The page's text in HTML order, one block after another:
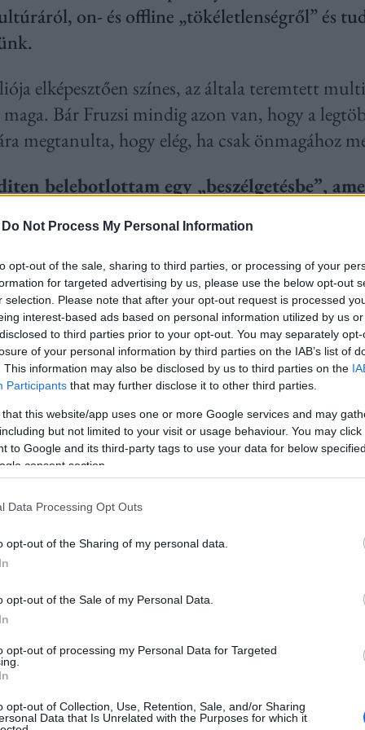
Do Not Process My Personal Information
opt-out of the sale, sharing to third parties, or processing of your
for targeted advertising by us, please use the below opt-out
selection. Please note that after your opt-out request is processed
interest-based ads based on personal information utilized by us
to third parties prior to your opt-out. You may separately
of your personal information by third parties on the IAB’s list of
This information may also be disclosed by us to third parties on the
Participants that may further disclose it to other third parties.
that this website/app uses one or more Google services and may
but not limited to your visit or usage behaviour. You may
to Google and its third-party tags to use your data for below
consent section.
Data Processing Opt Outs
opt-out of the Sharing of my personal data.
opt-out of the Sale of my Personal Data.
opt-out of processing my Personal Data for Targeted
opt-out of Collection, Use, Retention, Sale, and/or Sharing
Data that Is Unrelated with the Purposes for which it
on- és offline „tökéletlenségről” és
elképesztően színes, az általa teremtett
Bár Fruzsi mindig azon van, hogy a
megtanulta, hogy elég, ha csak önmagához
belebotlottam egy „beszélgetésbe”,
olyan ügyes a konyhában, „mire föl
válaszolnál erre a kérdésre?
hogy a Reddit mostanra hivatkozási alappá
(főleg, ami a sütést illeti), de való
és a speciális hozzávalókkal. Ez viszont
készíteni!
a könyvvel, hogy ne vegyem el senki kedvét a
ezeknek a süteményeknek az
valakit meg tudsz lepni egy saját magad
is, ha az nem tökéletes! (Már ami a külsejét
érték, hogy te csináltad! Számomra ez
százalékig gyönyörűen nézzen ki.